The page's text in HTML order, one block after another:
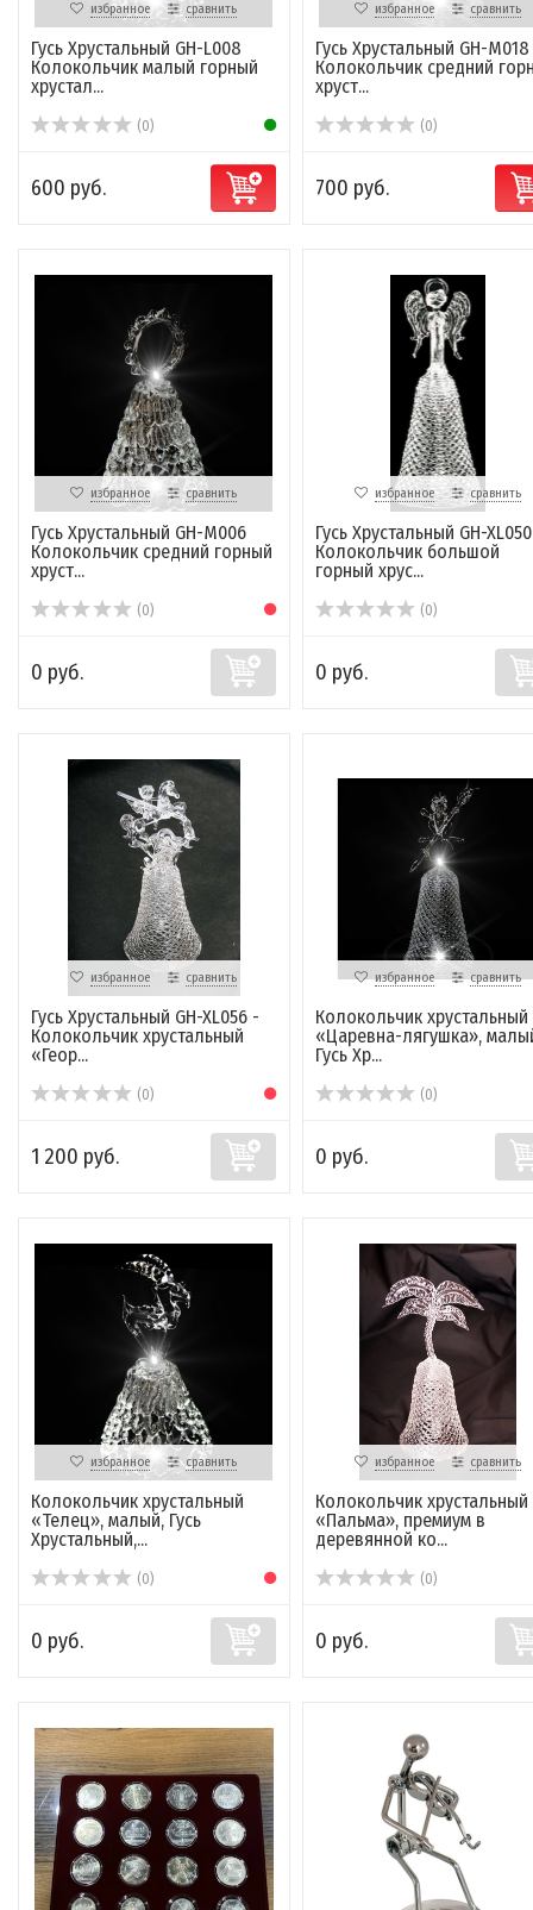
избранное сравнить
Гусь Хрустальный GH-L008
Колокольчик малый горный
хрустал...
(0)
600 руб.
избранное сравнить
Гусь Хрустальный GH-M018
Колокольчик средний
хруст...
(0)
700 руб.
избранное сравнить
Гусь Хрустальный GH-M006
Колокольчик средний горный
хруст...
(0)
0 руб.
избранное сравнить
Гусь Хрустальный GH-XL050
Колокольчик большой
горный хрус...
(0)
0 руб.
избранное сравнить
Гусь Хрустальный GH-XL056 -
Колокольчик хрустальный
«Геор...
(0)
1 200 руб.
избранное сравнить
Колокольчик хрустальный
«Царевна-лягушка»,
Гусь Хр...
(0)
0 руб.
избранное сравнить
Колокольчик хрустальный
«Телец», малый, Гусь
Хрустальный,...
(0)
0 руб.
избранное сравнить
Колокольчик хрустальный
«Пальма», премиум в
деревянной ко...
(0)
0 руб.